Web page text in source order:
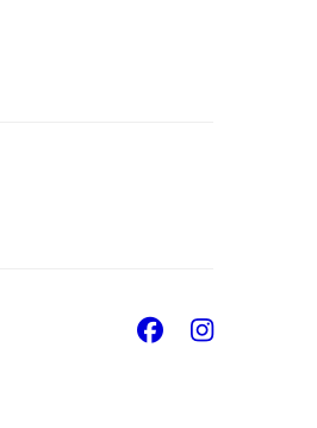
Facebook